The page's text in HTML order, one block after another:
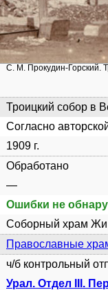
С. М. Прокудин-Горский.
Троицкий собор в
Согласно
1909 г.
Обработано
—
Ошибки не
Соборный храм
Православные
ч/б контрольный
Урал. Отдел III.